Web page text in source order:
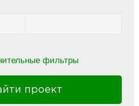
фильтры
проект